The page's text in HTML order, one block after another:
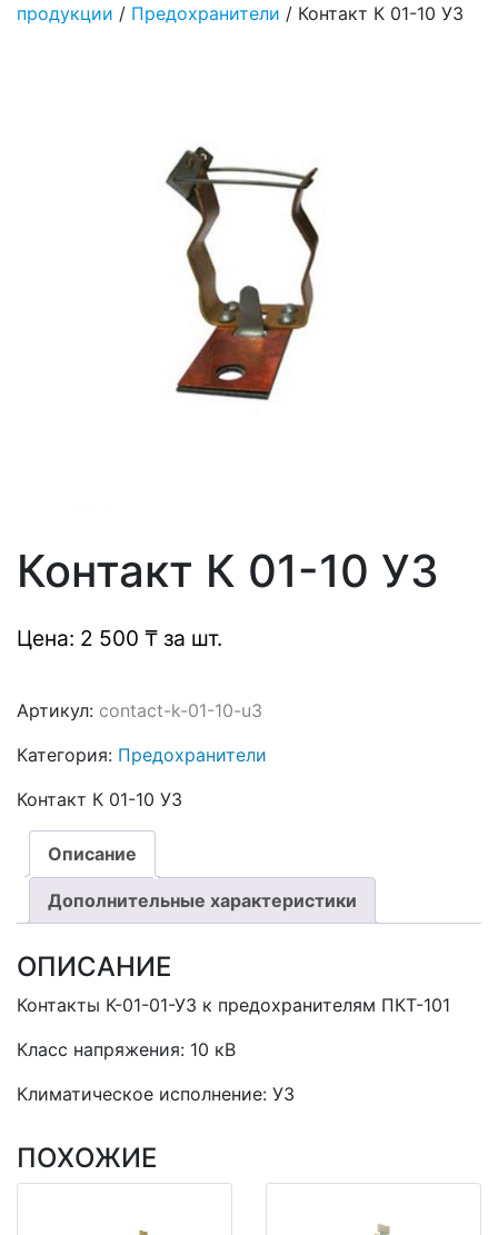
продукции / Предохранители / Контакт К 01-10 У3
Контакт К 01-10 У3
Цена: 2 500 ₸ за шт.
Артикул: contact-k-01-10-u3
Категория: Предохранители
Контакт К 01-10 У3
Описание
Дополнительные характеристики
ОПИСАНИЕ
Контакты К-01-01-У3 к предохранителям ПКТ-101
Класс напряжения: 10 кВ
Климатическое исполнение: У3
ПОХОЖИЕ